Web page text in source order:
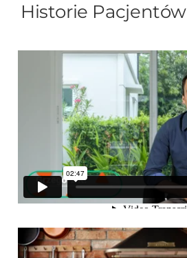
Historie Pacjentów